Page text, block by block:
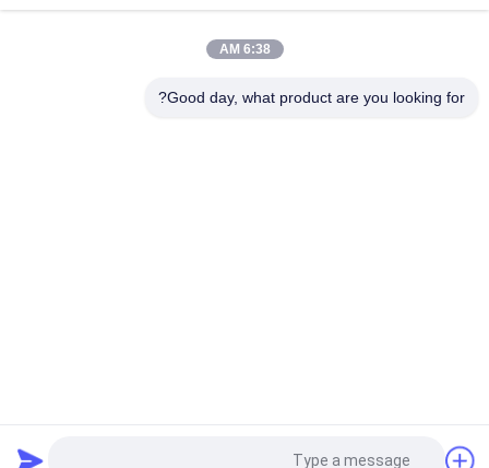
6:38 AM
Good day, what product are you looking for?